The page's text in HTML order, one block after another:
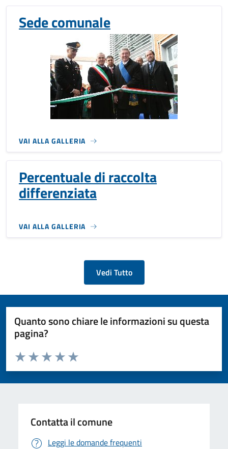
Sede comunale
VAI ALLA GALLERIA
Percentuale di raccolta
differenziata
VAI ALLA GALLERIA
Vedi Tutto
Quanto sono chiare le informazioni su questa
pagina?
Valuta da 1 a 5 stelle la pagina
Valuta 5 stelle su 5
Valuta 4 stelle su 5
Valuta 3 stelle su 5
Valuta 2 stelle su 5
Valuta 1 stelle su 5
Contatta il comune
Leggi le domande frequenti